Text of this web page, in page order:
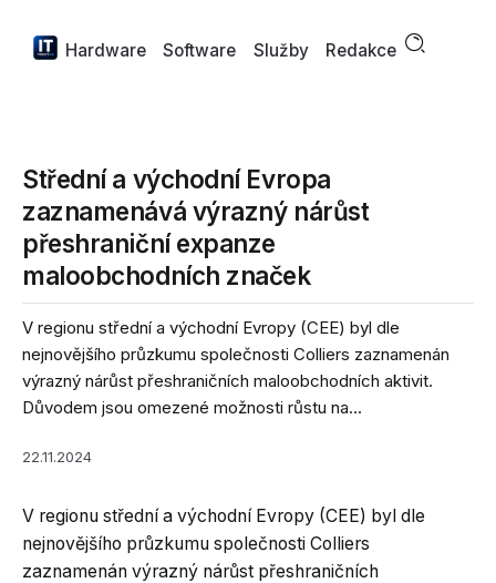
Hardware Software Služby Redakce
Střední a východní Evropa
zaznamenává výrazný nárůst
přeshraniční expanze
maloobchodních značek
V regionu střední a východní Evropy (CEE) byl dle
nejnovějšího průzkumu společnosti Colliers zaznamenán
výrazný nárůst přeshraničních maloobchodních aktivit.
Důvodem jsou omezené možnosti růstu na...
22.11.2024
V regionu střední a východní Evropy (CEE) byl dle
nejnovějšího průzkumu společnosti Colliers
zaznamenán výrazný nárůst přeshraničních